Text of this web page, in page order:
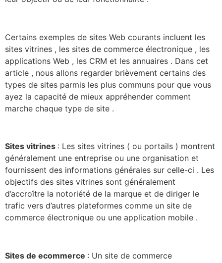
Certains exemples de sites Web courants incluent les
sites vitrines , les sites de commerce électronique , les
applications Web , les CRM et les annuaires . Dans cet
article , nous allons regarder brièvement certains des
types de sites parmis les plus communs pour que vous
ayez la capacité de mieux appréhender comment
marche chaque type de site .
Sites vitrines : Les sites vitrines ( ou portails ) montrent
généralement une entreprise ou une organisation et
fournissent des informations générales sur celle-ci . Les
objectifs des sites vitrines sont généralement
d’accroître la notoriété de la marque et de diriger le
trafic vers d’autres plateformes comme un site de
commerce électronique ou une application mobile .
Sites de ecommerce : Un site de commerce